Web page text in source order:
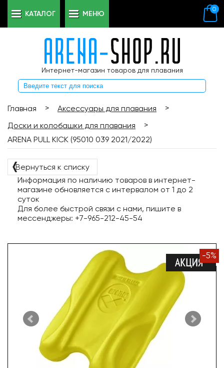
Интернет-магазин товаров для плавания
0
КАТАЛОГ МЕНЮ
Главная > Аксессуары для плавания
>
Доски и колобашки для плавания
>
ARENA PULL KICK (95010 039 2021/2022)
❬Вернуться к списку
Информация по наличию товаров в интернет-
магазине обновляется с интервалом от 1 до 2
суток
Для более быстрой связи с нами, пишите в
мессенджеры: +7-965-212-45-54
-5%